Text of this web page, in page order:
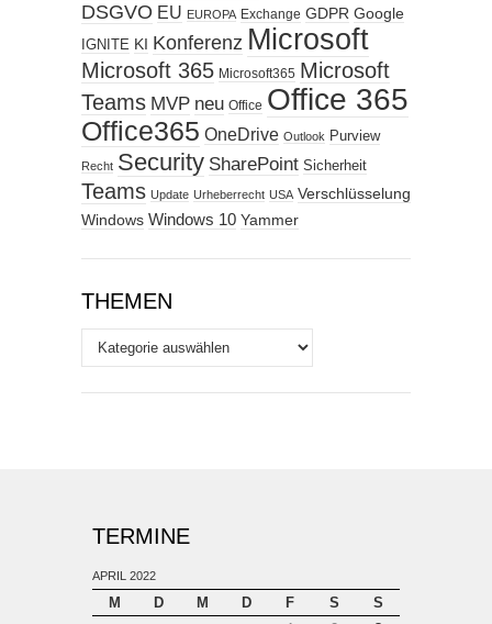
DSGVO EU EUROPA Exchange GDPR Google
IGNITE KI Konferenz Microsoft
Microsoft 365 Microsoft365 Microsoft
Teams MVP neu Office Office 365
Office365 OneDrive Outlook Purview
Recht Security SharePoint Sicherheit
Teams Update Urheberrecht USA Verschlüsselung
Windows Windows 10 Yammer
THEMEN
Themen
TERMINE
APRIL 2022
M D M D F S
S